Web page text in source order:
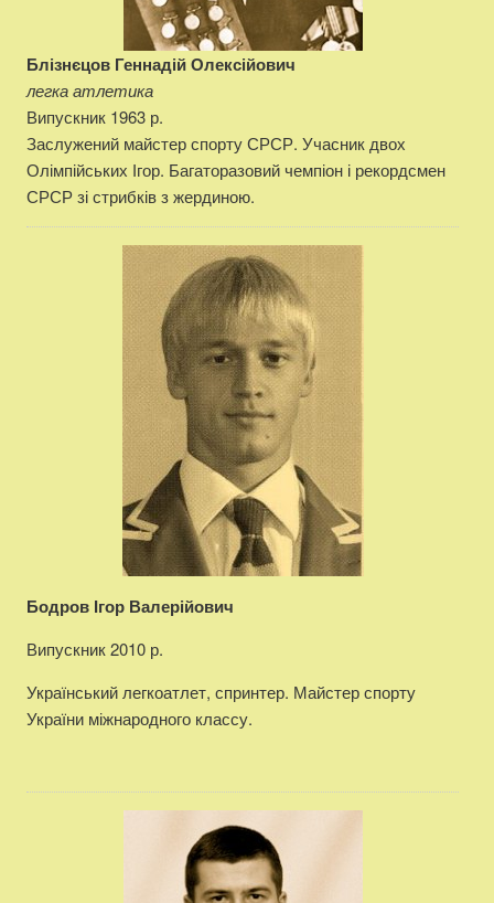
Блізнєцов Геннадій Олексійович
легка атлетика
Випускник 1963 р.
Заслужений майстер спорту СРСР. Учасник двох
Олімпійських Ігор. Багаторазовий чемпіон і рекордсмен
СРСР зі стрибків з жердиною.
Бодров Ігор Валерійович
Випускник 2010 р.
Український легкоатлет, спринтер. Майстер спорту
України міжнародного классу.